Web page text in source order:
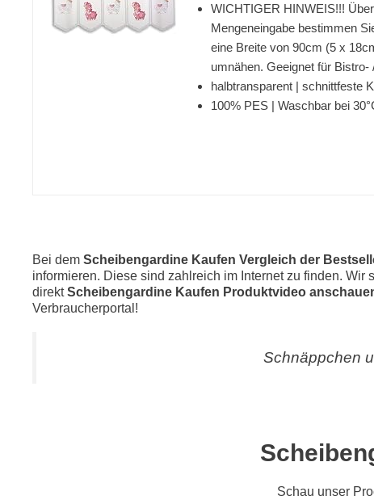
WICHTIGER HINWEIS!!!
Mengeneingabe bestimmen
eine Breite von 90cm (5 x
umnähen. Geeignet für Bistro-
halbtransparent | schnittfeste
100% PES | Waschbar bei
Bei dem Scheibengardine Kaufen Vergleich der
informieren. Diese sind zahlreich im Internet zu finden.
direktScheibengardine Kaufen Produktvideo
Verbraucherportal!
Schnäppchen
Schau unser